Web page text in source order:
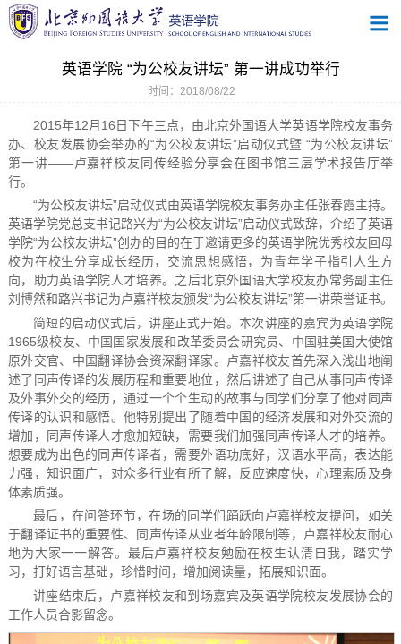
英语学院 “为公校友讲坛” 第一讲成功举行
时间：2018/08/22
2015年12月16日下午三点，由北京外国语大学英语学院校友事务
办、校友发展协会举办的“为公校友讲坛”启动仪式暨 “为公校友讲坛”
第一讲——卢嘉祥校友同传经验分享会在图书馆三层学术报告厅举
行。
“为公校友讲坛”启动仪式由英语学院校友事务办主任张春霞主持。
英语学院党总支书记路兴为“为公校友讲坛”启动仪式致辞，介绍了英语
学院“为公校友讲坛”创办的目的在于邀请更多的英语学院优秀校友回母
校为在校生分享成长经历，交流思想感悟，为青年学子指引人生方
向，助力英语学院人才培养。之后北京外国语大学校友办常务副主任
刘博然和路兴书记为卢嘉祥校友颁发“为公校友讲坛”第一讲荣誉证书。
简短的启动仪式后，讲座正式开始。本次讲座的嘉宾为英语学院
1965级校友、中国国家发展和改革委员会研究员、中国驻美国大使馆
原外交官、中国翻译协会资深翻译家。卢嘉祥校友首先深入浅出地阐
述了同声传译的发展历程和重要地位，然后讲述了自己从事同声传译
及外事外交的经历，通过一个个生动的故事与同学们分享了他对同声
传译的认识和感悟。他特别提出了随着中国的经济发展和对外交流的
增加，同声传译人才愈加短缺，需要我们加强同声传译人才的培养。
想要成为出色的同声传译者，需要外语功底好，汉语水平高，表达能
力强，知识面广，对众多行业有所了解，反应速度快，心理素质及身
体素质强。
最后，在问答环节，在场的同学们踊跃向卢嘉祥校友提问，如关
于翻译证书的重要性、同声传译从业者年龄限制等，卢嘉祥校友耐心
地为大家一一解答。最后卢嘉祥校友勉励在校生认清自我，踏实学
习，打好语言基础，珍惜时间，增加阅读量，拓展知识面。
讲座结束后，卢嘉祥校友和到场嘉宾及英语学院校友发展协会的
工作人员合影留念。